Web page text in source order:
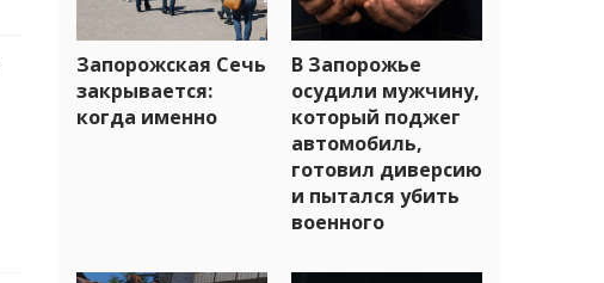
Запорожская Сечь
закрывается:
когда именно
В Запорожье
осудили мужчину,
который поджег
автомобиль,
готовил диверсию
и пытался убить
военного